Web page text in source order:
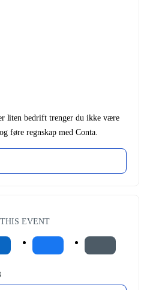
liten bedrift trenger du ikke være
føre regnskap med Conta.
EVENT